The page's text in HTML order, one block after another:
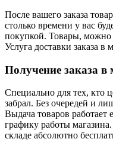
После вашего заказа
столько времени у вас
покупкой. Товары, можно
Услуга доставки заказа в
Получение заказа в
Специально для тех, кто
забрал. Без очередей и
Выдача товаров работает
графику работы
складе абсолютно